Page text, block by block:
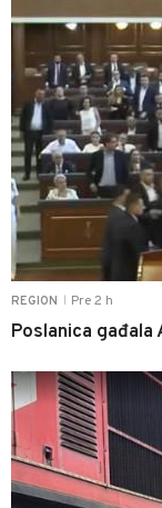
REGION Pre 2 h
Poslanica